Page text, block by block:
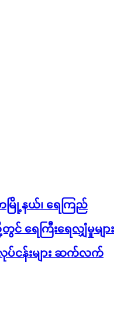
မြို့နယ်၊ ရေကြည်
ရေကြီးရေလျှံမှုများ
ငန်းများ ဆက်လက်